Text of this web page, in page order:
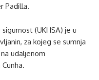
Padilla.
(UKHSA) je u
za kojeg se sumnja
udaljenom